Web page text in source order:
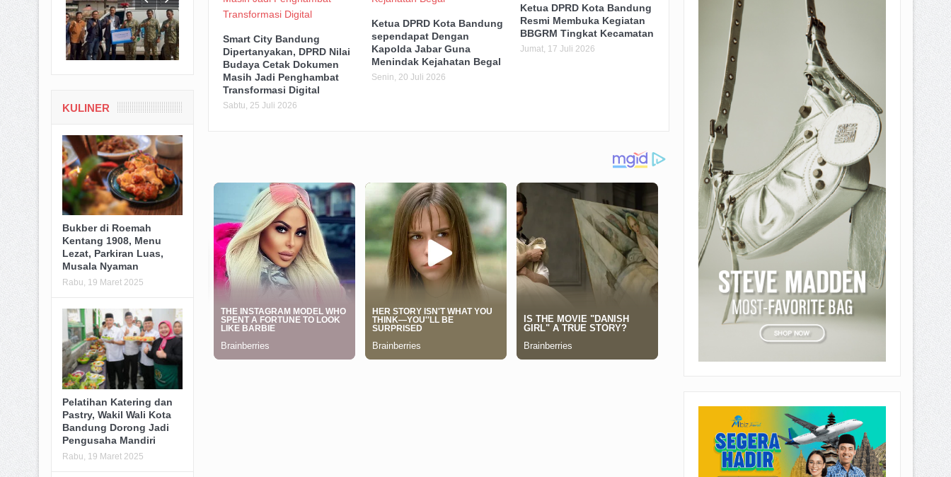
Smart City Bandung
Dipertanyakan, DPRD Nilai
Budaya Cetak Dokumen
Masih Jadi Penghambat
Transformasi Digital
Sabtu, 25 Juli 2026
Ketua DPRD Kota Bandung
sependapat Dengan
Kapolda Jabar Guna
Menindak Kejahatan Begal
Senin, 20 Juli 2026
Ketua DPRD Kota Bandung
Resmi Membuka Kegiatan
BBGRM Tingkat Kecamatan
Jumat, 17 Juli 2026
KULINER
Bukber di Roemah
Kentang 1908, Menu
Lezat, Parkiran Luas,
Musala Nyaman
Rabu, 19 Maret 2025
Pelatihan Katering dan
Pastry, Wakil Wali Kota
Bandung Dorong Jadi
Pengusaha Mandiri
Rabu, 19 Maret 2025